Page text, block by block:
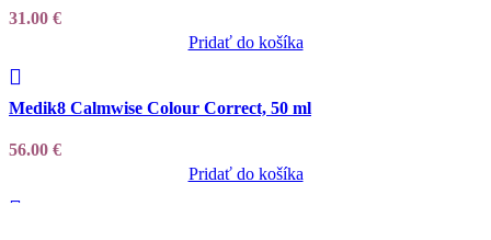
31.00 €
Pridať do košíka
Add to wishlist
Medik8 Calmwise Colour Correct, 50 ml
56.00 €
Pridať do košíka